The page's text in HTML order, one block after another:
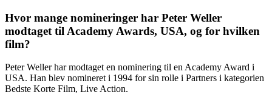
Hvor mange nomineringer har Peter Weller
modtaget til Academy Awards, USA, og for hvilken
film?
Peter Weller har modtaget en nominering til en Academy Award i
USA. Han blev nomineret i 1994 for sin rolle i Partners i kategorien
Bedste Korte Film, Live Action.